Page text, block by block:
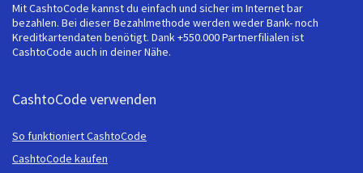
Mit CashtoCode kannst du einfach und sicher im Internet bar
bezahlen. Bei dieser Bezahlmethode werden weder Bank- noch
Kreditkartendaten benötigt. Dank +550.000 Partnerfilialen ist
CashtoCode auch in deiner Nähe.
CashtoCode verwenden
So funktioniert CashtoCode
CashtoCode kaufen